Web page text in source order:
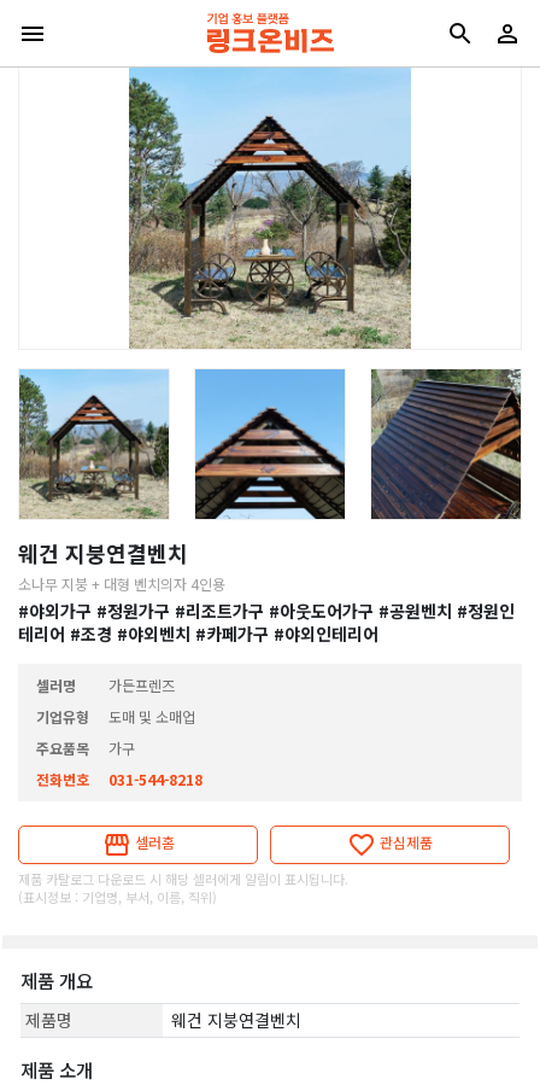
웨건 지붕연결벤치
소나무 지붕 + 대형 벤치의자 4인용
#야외가구 #정원가구 #리조트가구 #아웃도어가구 #공원벤치 #정원인
테리어 #조경 #야외벤치 #카페가구 #야외인테리어
셀러명
가든프렌즈
기업유형
도매 및 소매업
주요품목
가구
전화번호
031-544-8218
셀러홈 관심제품
제품 카탈로그 다운로드 시 해당 셀러에게 알림이 표시됩니다.
(표시정보 : 기업명, 부서, 이름, 직위)
제품 개요
제품명 웨건 지붕연결벤치
제품 소개